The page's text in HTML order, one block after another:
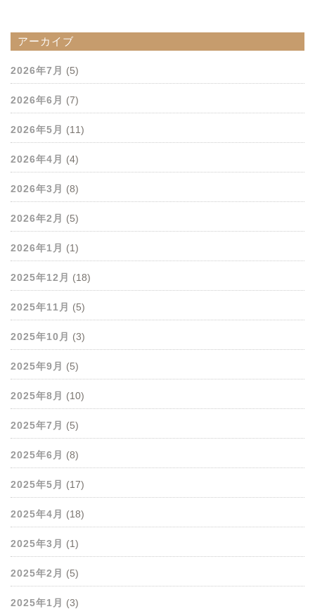
アーカイブ
2026年7月 (5)
2026年6月 (7)
2026年5月 (11)
2026年4月 (4)
2026年3月 (8)
2026年2月 (5)
2026年1月 (1)
2025年12月 (18)
2025年11月 (5)
2025年10月 (3)
2025年9月 (5)
2025年8月 (10)
2025年7月 (5)
2025年6月 (8)
2025年5月 (17)
2025年4月 (18)
2025年3月 (1)
2025年2月 (5)
2025年1月 (3)